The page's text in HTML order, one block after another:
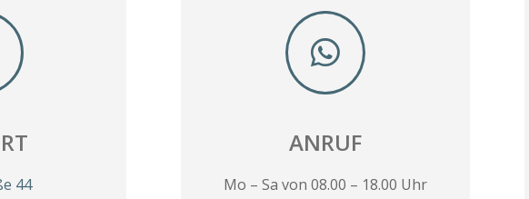
44

ANRUF
Mo – Sa von 08.00 – 18.00 Uhr